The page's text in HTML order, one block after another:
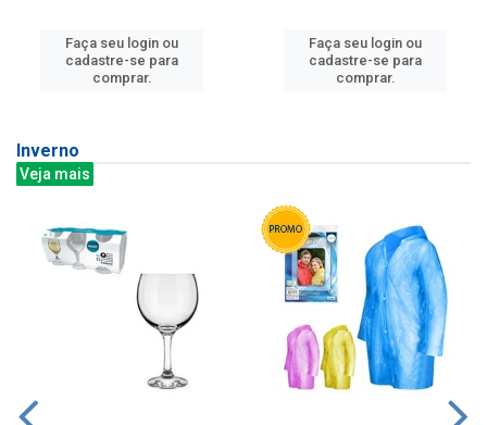
Faça seu login ou
cadastre-se para
comprar.
Faça seu login ou
cadastre-se para
comprar.
Inverno
Veja mais